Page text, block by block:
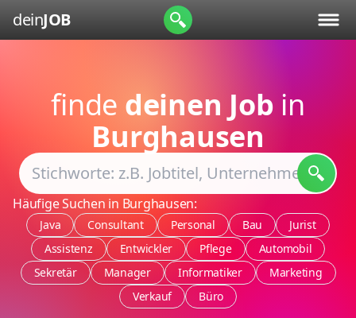
deinJOB
finde deinen Job in
Burghausen
Häufige Suchen in Burghausen:
Java Consultant Personal Bau
Jurist
Assistenz
Entwickler Pflege
Automobil
Sekretär
Manager Informatiker
Marketing
Verkauf
Büro